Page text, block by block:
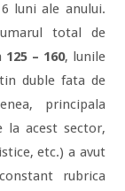
luni ale anului.
total de
125 – 160, lunile
duble fata de
principala
la acest sector,
etc.) a avut
rubrica